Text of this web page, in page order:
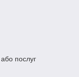
послуг